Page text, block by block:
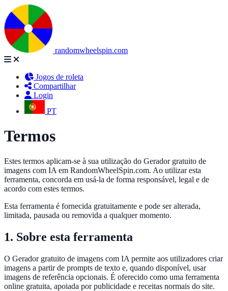
randomwheelspin.com
Jogos de roleta
Compartilhar
Login
PT
Termos
Estes termos aplicam-se à sua utilização do Gerador gratuito de
imagens com IA em RandomWheelSpin.com. Ao utilizar esta
ferramenta, concorda em usá-la de forma responsável, legal e de
acordo com estes termos.
Esta ferramenta é fornecida gratuitamente e pode ser alterada,
limitada, pausada ou removida a qualquer momento.
1. Sobre esta ferramenta
O Gerador gratuito de imagens com IA permite aos utilizadores criar
imagens a partir de prompts de texto e, quando disponível, usar
imagens de referência opcionais. É oferecido como uma ferramenta
online gratuita, apoiada por publicidade e receitas normais do site.